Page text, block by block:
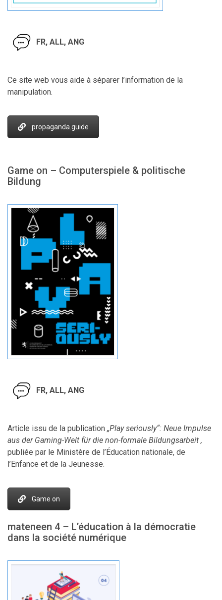
FR, ALL, ANG
Ce site web vous aide à séparer l’information de la
manipulation.
propaganda.guide
Game on – Computerspiele & politische
Bildung
FR, ALL, ANG
Article issu de la publication „Play seriously“: Neue Impulse
aus der Gaming-Welt für die non-formale Bildungsarbeit ,
publiée par le Ministère de l’Éducation nationale, de
l’Enfance et de la Jeunesse.
Game on
mateneen 4 – L’éducation à la démocratie
dans la société numérique